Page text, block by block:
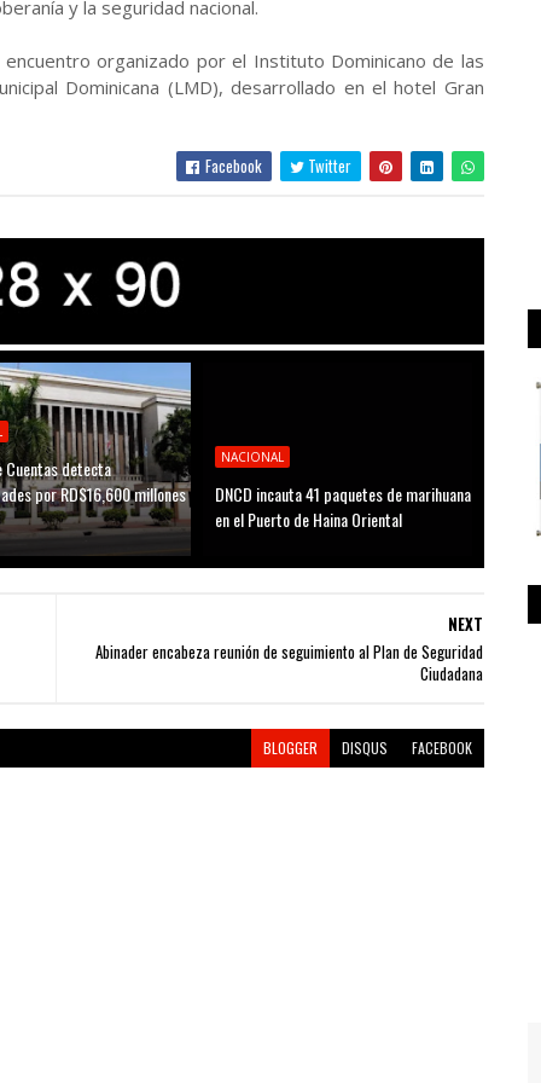
y la seguridad nacional.
organizado por el Instituto Dominicano de las
Dominicana (LMD), desarrollado en el hotel Gran
Facebook Twitter
Cuentas detecta
por RD$16,600 millones
NACIONAL
DNCD incauta 41 paquetes de marihuana
en el Puerto de Haina Oriental
NEXT
Abinader encabeza reunión de seguimiento al Plan de Seguridad
Ciudadana
BLOGGER DISQUS FACEBOOK